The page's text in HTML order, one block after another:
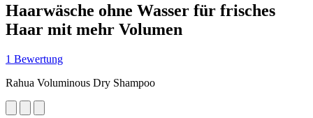
Haarwäsche ohne Wasser für frisches
Haar mit mehr Volumen
1 Bewertung
Rahua Voluminous Dry Shampoo